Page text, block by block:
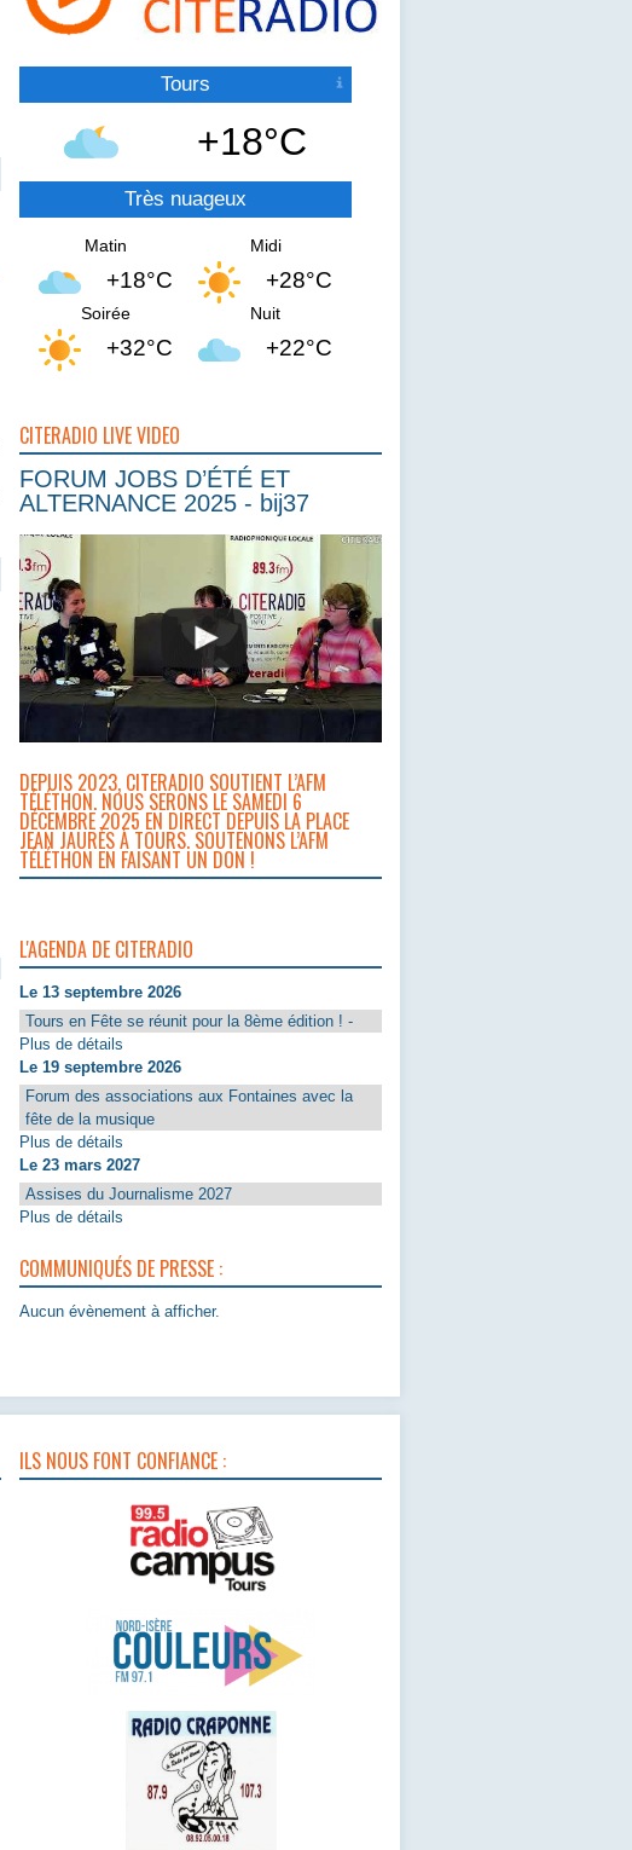
Tours
+18°C
Très nuageux
Matin
+18°C
Midi
+28°C
Soirée
+32°C
Nuit
+22°C
CITERADIO LIVE VIDEO
FORUM JOBS D’ÉTÉ ET
ALTERNANCE 2025 - bij37
DEPUIS 2023, CITERADIO SOUTIENT L’AFM
TÉLÉTHON. NOUS SERONS LE SAMEDI 6
DÉCEMBRE 2025 EN DIRECT DEPUIS LA PLACE
JEAN JAURÈS À TOURS. SOUTENONS L’AFM
TÉLÉTHON EN FAISANT UN DON !
L'AGENDA DE CITERADIO
Le 13 septembre 2026
Tours en Fête se réunit pour la 8ème édition ! -
Plus de détails
Le 19 septembre 2026
Forum des associations aux Fontaines avec la
fête de la musique
Plus de détails
Le 23 mars 2027
Assises du Journalisme 2027
Plus de détails
COMMUNIQUÉS DE PRESSE :
Aucun évènement à afficher.
ILS NOUS FONT CONFIANCE :